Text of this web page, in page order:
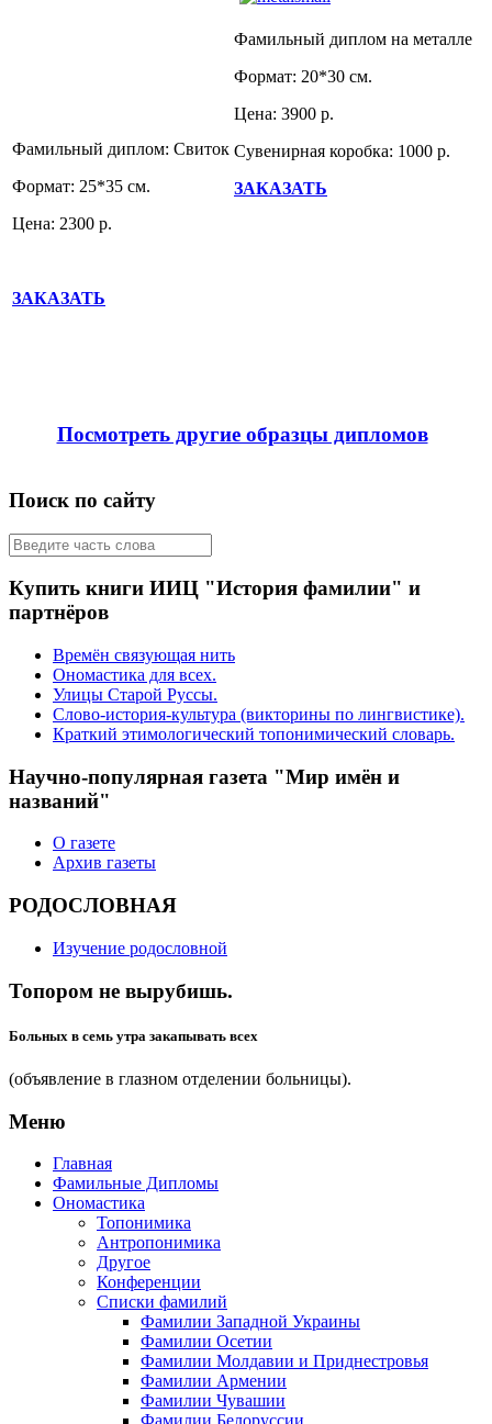
Фамильный диплом: Свиток
Формат: 25*35 см.
Цена: 2300 р.
ЗАКАЗАТЬ
Фамильный диплом на металле
Формат: 20*30 см.
Цена: 3900 р.
Сувенирная коробка: 1000 р.
ЗАКАЗАТЬ
Посмотреть другие образцы дипломов
Поиск по сайту
Купить книги ИИЦ "История фамилии" и
партнёров
Времён связующая нить
Ономастика для всех.
Улицы Старой Руссы.
Слово-история-культура (викторины по лингвистике).
Краткий этимологический топонимический словарь.
Научно-популярная газета "Мир имён и
названий"
О газете
Архив газеты
РОДОСЛОВНАЯ
Изучение родословной
Топором не вырубишь.
Больных в семь утра закапывать всех
(объявление в глазном отделении больницы).
Меню
Главная
Фамильные Дипломы
Ономастика
Топонимика
Антропонимика
Другое
Конференции
Списки фамилий
Фамилии Западной Украины
Фамилии Осетии
Фамилии Молдавии и Приднестровья
Фамилии Армении
Фамилии Чувашии